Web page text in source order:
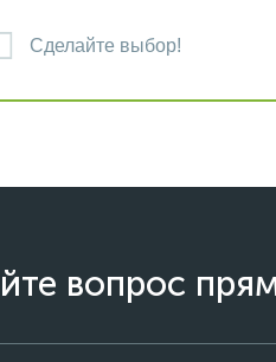
Сделайте выбор!
вопрос